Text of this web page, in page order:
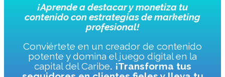
¡Aprende a destacar y monetiza tu
contenido con estrategias de marketing
profesional!
Conviértete en un creador de contenido
potente y domina el juego digital en la
capital del Caribe. ¡Transforma tus